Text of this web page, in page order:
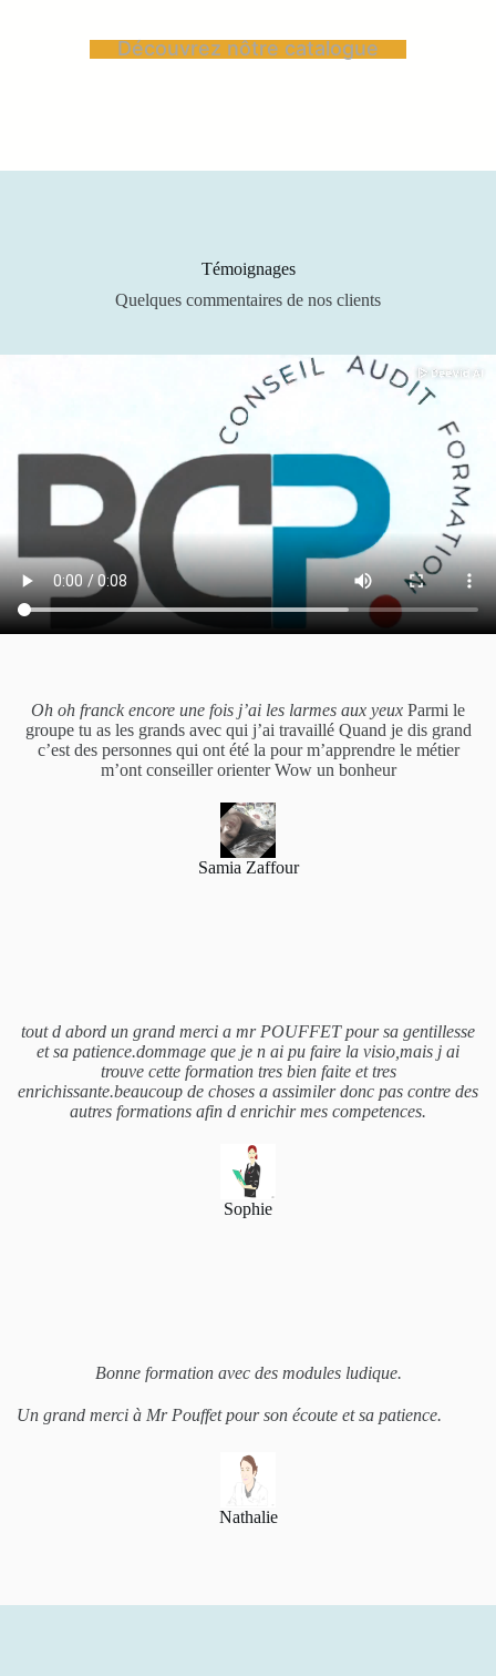
Découvrez nôtre catalogue
Témoignages
Quelques commentaires de nos clients
Oh oh franck encore une fois j’ai les larmes aux yeux Parmi le
groupe tu as les grands avec qui j’ai travaillé Quand je dis grand
c’est des personnes qui ont été la pour m’apprendre le métier
m’ont conseiller orienter Wow un bonheur
Samia Zaffour
tout d abord un grand merci a mr POUFFET pour sa gentillesse
et sa patience.dommage que je n ai pu faire la visio,mais j ai
trouve cette formation tres bien faite et tres
enrichissante.beaucoup de choses a assimiler donc pas contre des
autres formations afin d enrichir mes competences.
Sophie
Bonne formation avec des modules ludique.
Un grand merci à Mr Pouffet pour son écoute et sa patience.
Nathalie